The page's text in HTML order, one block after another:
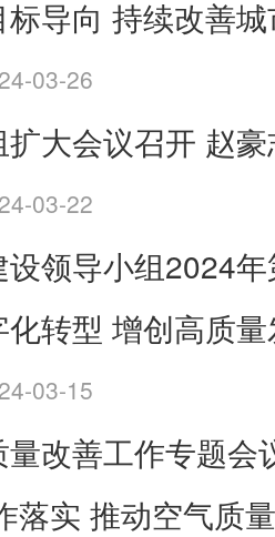
标导向 持续改善
03-26
大会议召开 赵
03-22
领导小组2024
转型 增创高质
03-15
改善工作专题会
落实 推动空气质